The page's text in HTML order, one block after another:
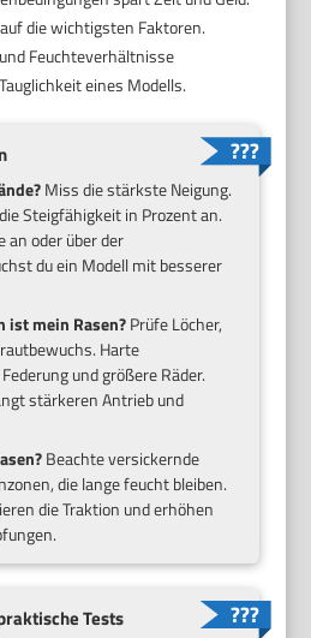
die wichtigsten Faktoren.
Feuchteverhältnisse
eines Modells.
Miss die stärkste Neigung.
Steigfähigkeit in Prozent an.
an oder über der
du ein Modell mit besserer
ist mein Rasen?Prüfe Löcher,
Harte
und größere Räder.
stärkeren Antrieb und
Beachte versickernde
die lange feucht bleiben.
die Traktion und erhöhen
Tests